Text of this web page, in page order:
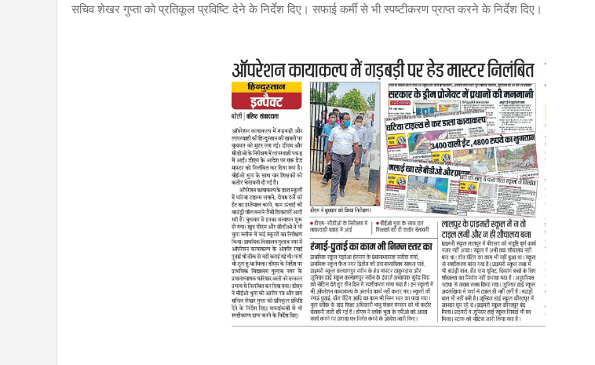
सचिव शेखर गुप्ता को प्रतिकूल प्रविष्टि देने के निर्देश दिए। सफाई कर्मी से भी स्पष्टीकरण प्राप्त करने के निर्देश दिए।